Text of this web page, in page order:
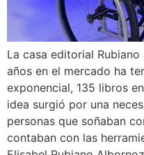
La casa editorial
años en el mercado ha
exponencial, 135 libros
idea surgió por una
personas que soñaban
contaban con las